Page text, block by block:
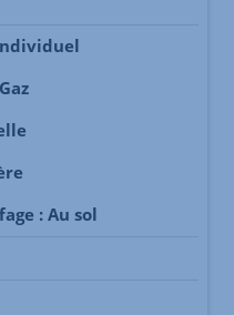
: Au sol